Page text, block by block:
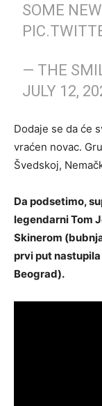
SOME
— THE
JULY 12,
Dodaje se da će
vraćen novac.
Švedskoj,
Da podsetimo,
legendarni Tom
Skinerom
prvi put nastupila
Beograd).